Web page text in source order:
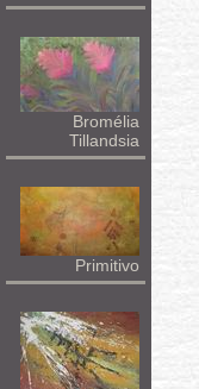
Bromélia
Tillandsia
Primitivo